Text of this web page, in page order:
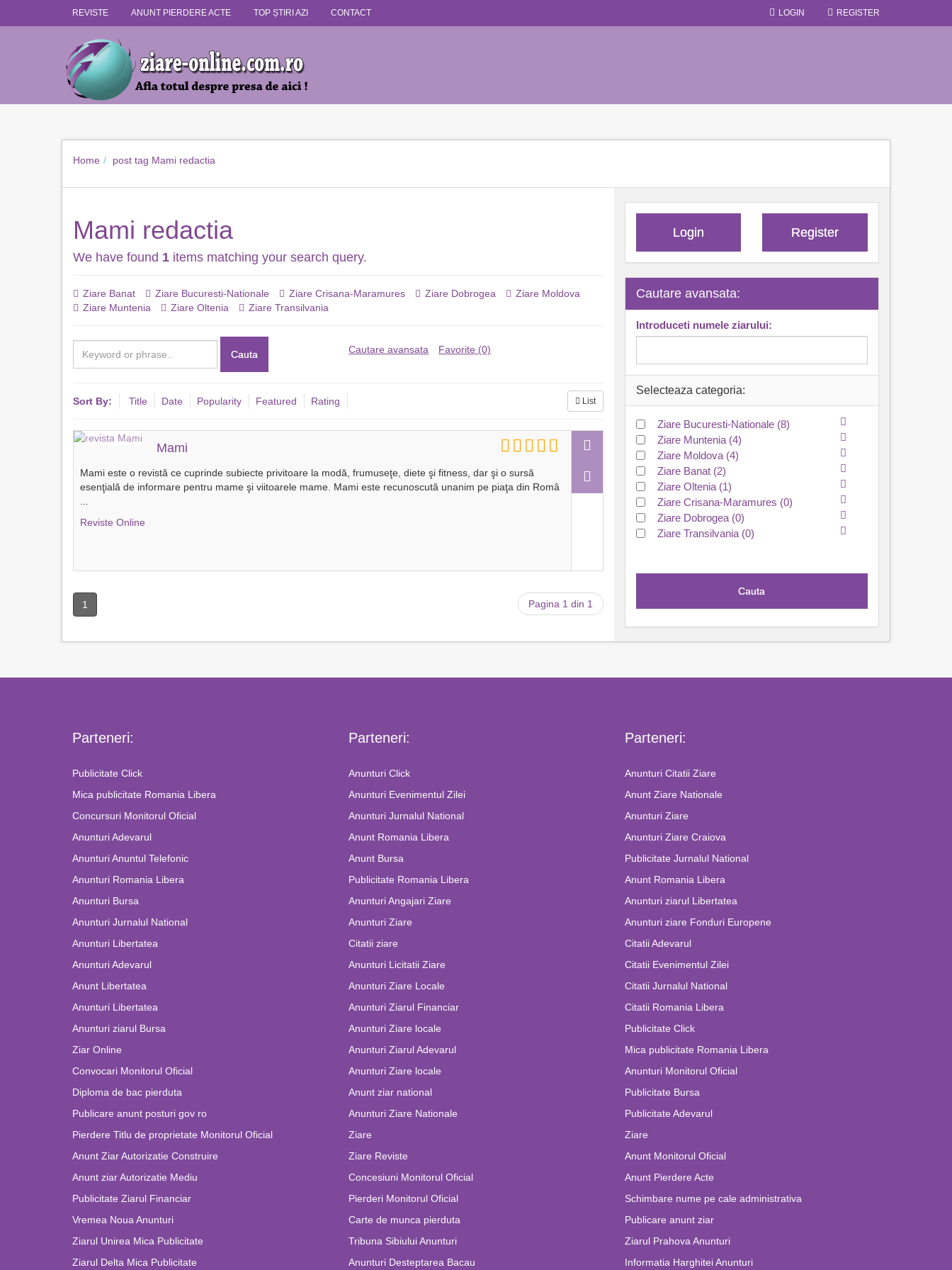
LOGIN REGISTER
REVISTE ANUNT PIERDERE ACTE TOP ȘTIRI AZI CONTACT
Home post tag Mami redactia
Mami redactia
We have found 1 items matching your search query.
Ziare Banat Ziare Bucuresti-Nationale Ziare Crisana-Maramures Ziare Dobrogea
Ziare Moldova
Ziare Muntenia
Ziare Oltenia Ziare Transilvania
Cauta Cautare avansata Favorite (0)
Sort By: Title Date Popularity Featured Rating List
Mami
Mami este o revistă ce cuprinde subiecte privitoare la modă, frumuseţe, diete şi fitness, dar şi o sursă
esenţială de informare pentru mame şi viitoarele mame. Mami este recunoscută unanim pe piaţa din Româ
Reviste Online
1 Pagina 1 din 1
Login Register
Cautare avansata:
Introduceti numele ziarului:
Selecteaza categoria:
Ziare Bucuresti-Nationale (8)
Ziare Muntenia (4)
Ziare Moldova (4)
Ziare Banat (2)
Ziare Oltenia (1)
Ziare Crisana-Maramures (0)
Ziare Dobrogea (0)
Ziare Transilvania (0)
Cauta
Parteneri:
Publicitate Click
Mica publicitate Romania Libera
Concursuri Monitorul Oficial
Anunturi Adevarul
Anunturi Anuntul Telefonic
Anunturi Romania Libera
Anunturi Bursa
Anunturi Jurnalul National
Anunturi Libertatea
Anunturi Adevarul
Anunt Libertatea
Anunturi Libertatea
Anunturi ziarul Bursa
Ziar Online
Convocari Monitorul Oficial
Diploma de bac pierduta
Publicare anunt posturi gov ro
Pierdere Titlu de proprietate Monitorul Oficial
Anunt Ziar Autorizatie Construire
Anunt ziar Autorizatie Mediu
Publicitate Ziarul Financiar
Vremea Noua Anunturi
Ziarul Unirea Mica Publicitate
Ziarul Delta Mica Publicitate
Parteneri:
Anunturi Click
Anunturi Evenimentul Zilei
Anunturi Jurnalul National
Anunt Romania Libera
Anunt Bursa
Publicitate Romania Libera
Anunturi Angajari Ziare
Anunturi Ziare
Citatii ziare
Anunturi Licitatii Ziare
Anunturi Ziare Locale
Anunturi Ziarul Financiar
Anunturi Ziare locale
Anunturi Ziarul Adevarul
Anunturi Ziare locale
Anunt ziar national
Anunturi Ziare Nationale
Ziare
Ziare Reviste
Concesiuni Monitorul Oficial
Pierderi Monitorul Oficial
Carte de munca pierduta
Tribuna Sibiului Anunturi
Anunturi Desteptarea Bacau
Parteneri:
Anunturi Citatii Ziare
Anunt Ziare Nationale
Anunturi Ziare
Anunturi Ziare Craiova
Publicitate Jurnalul National
Anunt Romania Libera
Anunturi ziarul Libertatea
Anunturi ziare Fonduri Europene
Citatii Adevarul
Citatii Evenimentul Zilei
Citatii Jurnalul National
Citatii Romania Libera
Publicitate Click
Mica publicitate Romania Libera
Anunturi Monitorul Oficial
Publicitate Bursa
Publicitate Adevarul
Ziare
Anunt Monitorul Oficial
Anunt Pierdere Acte
Schimbare nume pe cale administrativa
Publicare anunt ziar
Ziarul Prahova Anunturi
Informatia Harghitei Anunturi